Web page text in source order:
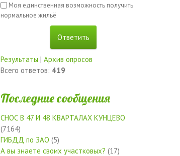
Моя единственная возможность получить
нормальное жильё
Результаты | Архив опросов
Всего ответов: 419
Последние сообщения
СНОС В 47 И 48 КВАРТАЛАХ КУНЦЕВО
(7164)
ГИБДД по ЗАО (5)
А вы знаете своих участковых? (17)